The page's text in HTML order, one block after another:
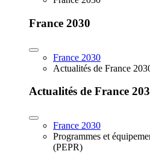
France 2030
France 2030
Actualités de France
Actualités de France
France 2030
Programmes et
(PEPR)